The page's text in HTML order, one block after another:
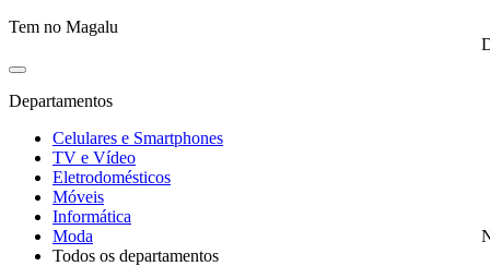
Tem no Magalu
Departamentos
Celulares e Smartphones
TV e Vídeo
Eletrodomésticos
Móveis
Informática
Moda
Todos os departamentos